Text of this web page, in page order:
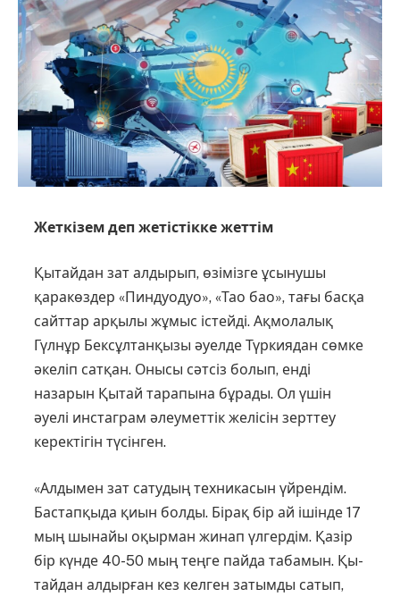
Жеткізем деп жетістікке жеттім
Қытайдан зат алдырып, өзі­міз­­ге ұсынушы
қаракөздер «Пин­дуо­дуо», «Тао бао», тағы басқа
сайт­­тар арқылы жұмыс істейді. Ақ­мо­­­лалық
Гүлнұр Бексұлтан­қызы әуелде Түркиядан сөмке
әке­ліп сат­қан. Онысы сәтсіз болып, ен­ді
назарын Қытай тарапына бұра­ды. Ол үшін
әуелі инстаграм әлеуметтік желісін зерттеу
керек­тігін түсінген.
«Алдымен зат сатудың техникасын үйрендім.
Бастапқыда қиын болды. Бірақ бір ай ішінде 17
мың шынайы оқырман жинап үлгердім. Қазір
бір күнде 40-50 мың теңге пайда табамын. Қы­
тайдан алдырған кез келген затымды сатып,